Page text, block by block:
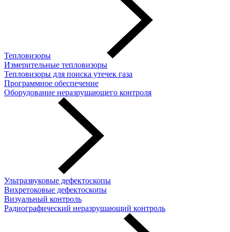
Тепловизоры
Измерительные тепловизоры
Тепловизоры для поиска утечек газа
Программное обеспечение
Оборудование неразрушающего контроля
Ультразвуковые дефектоскопы
Вихретоковые дефектоскопы
Визуальный контроль
Радиографический неразрушающий контроль